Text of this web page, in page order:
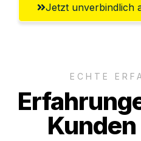
Jetzt unverbindlich
ECHTE